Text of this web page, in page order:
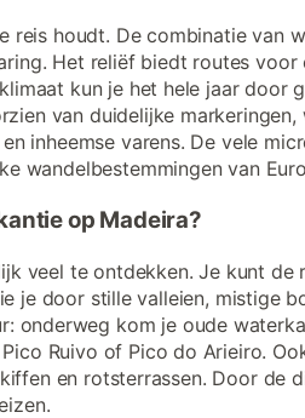
reis houdt. De combinatie van
Het reliëf biedt routes
kun je het hele jaar door
van duidelijke
inheemse varens. De vele
wandelbestemmingen van
op Madeira?
veel te ontdekken. Je kunt
je door stille valleien, mistige
onderweg kom je oude
Ruivo of Pico do Arieiro.
en rotsterrassen. Door de